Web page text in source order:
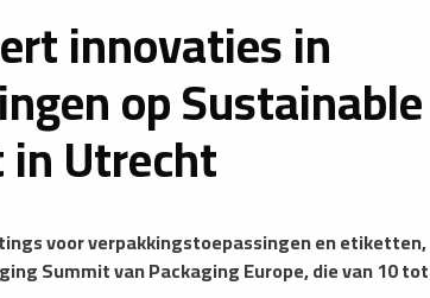
innovaties in
op Sustainable
Utrecht
voor verpakkingstoepassingen en
Summit van Packaging Europe, die van 10